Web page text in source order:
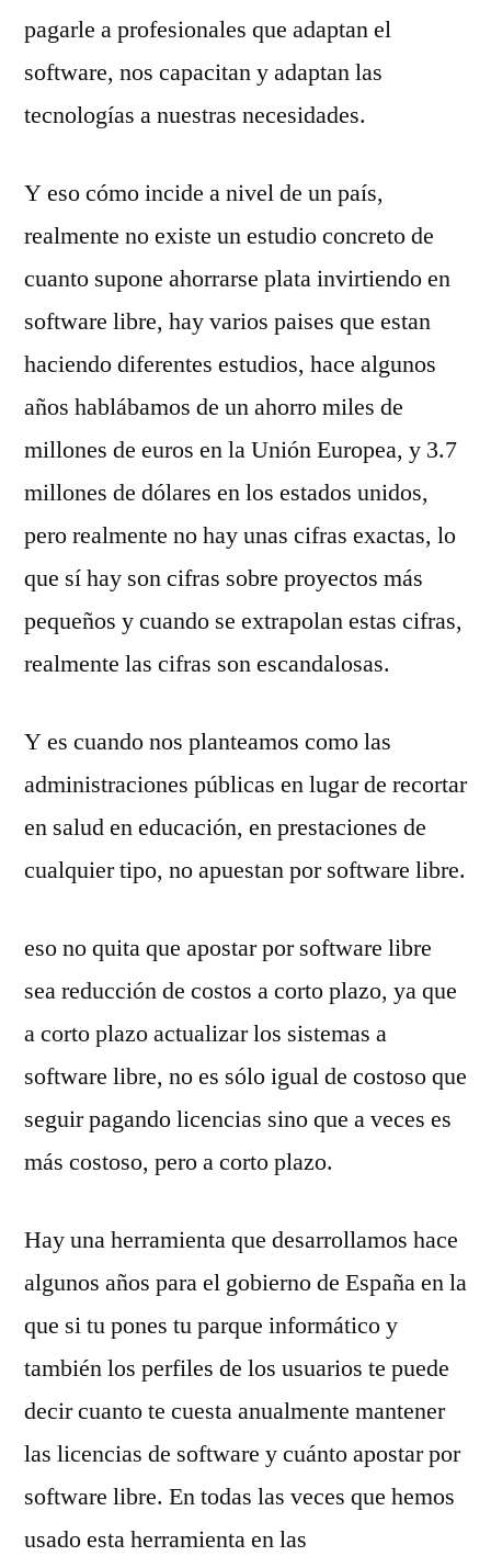
pagarle a profesionales que adaptan el
software, nos capacitan y adaptan las
tecnologías a nuestras necesidades.
Y eso cómo incide a nivel de un país,
realmente no existe un estudio concreto de
cuanto supone ahorrarse plata invirtiendo en
software libre, hay varios paises que estan
haciendo diferentes estudios, hace algunos
años hablábamos de un ahorro miles de
millones de euros en la Unión Europea, y 3.7
millones de dólares en los estados unidos,
pero realmente no hay unas cifras exactas, lo
que sí hay son cifras sobre proyectos más
pequeños y cuando se extrapolan estas cifras,
realmente las cifras son escandalosas.
Y es cuando nos planteamos como las
administraciones públicas en lugar de recortar
en salud en educación, en prestaciones de
cualquier tipo, no apuestan por software libre.
eso no quita que apostar por software libre
sea reducción de costos a corto plazo, ya que
a corto plazo actualizar los sistemas a
software libre, no es sólo igual de costoso que
seguir pagando licencias sino que a veces es
más costoso, pero a corto plazo.
Hay una herramienta que desarrollamos hace
algunos años para el gobierno de España en la
que si tu pones tu parque informático y
también los perfiles de los usuarios te puede
decir cuanto te cuesta anualmente mantener
las licencias de software y cuánto apostar por
software libre. En todas las veces que hemos
usado esta herramienta en las